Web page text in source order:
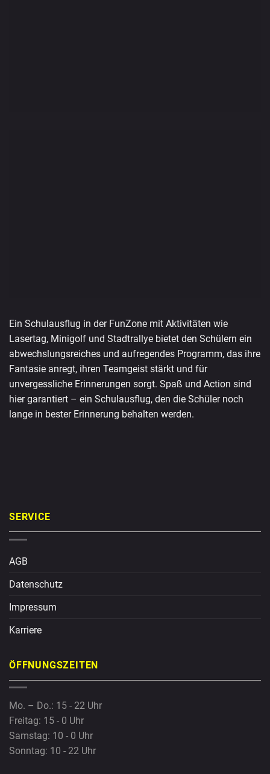
Ein Schulausflug in der FunZone mit Aktivitäten wie
Lasertag, Minigolf und Stadtrallye bietet den Schülern ein
abwechslungsreiches und aufregendes Programm, das ihre
Fantasie anregt, ihren Teamgeist stärkt und für
unvergessliche Erinnerungen sorgt. Spaß und Action sind
hier garantiert – ein Schulausflug, den die Schüler noch
lange in bester Erinnerung behalten werden.
SERVICE
AGB
Datenschutz
Impressum
Karriere
ÖFFNUNGSZEITEN
Mo. – Do.: 15 - 22 Uhr
Freitag: 15 - 0 Uhr
Samstag: 10 - 0 Uhr
Sonntag: 10 - 22 Uhr